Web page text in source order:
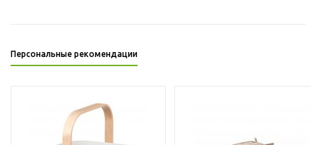
Персональные рекомендации